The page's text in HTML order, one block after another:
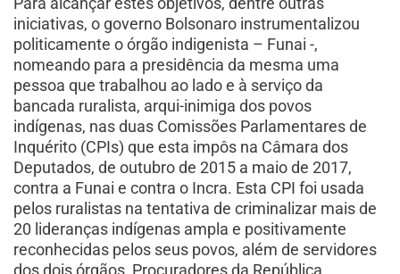
iniciativas, o governo Bolsonaro instrumentalizou
politicamente o órgão indigenista – Funai -,
nomeando para a presidência da mesma uma
pessoa que trabalhou ao lado e à serviço da
bancada ruralista, arqui-inimiga dos povos
indígenas, nas duas Comissões Parlamentares de
Inquérito (CPIs) que esta impôs na Câmara dos
Deputados, de outubro de 2015 a maio de 2017,
contra a Funai e contra o Incra. Esta CPI foi usada
pelos ruralistas na tentativa de criminalizar mais de
20 lideranças indígenas ampla e positivamente
reconhecidas pelos seus povos, além de servidores
dos dois órgãos, Procuradores da República